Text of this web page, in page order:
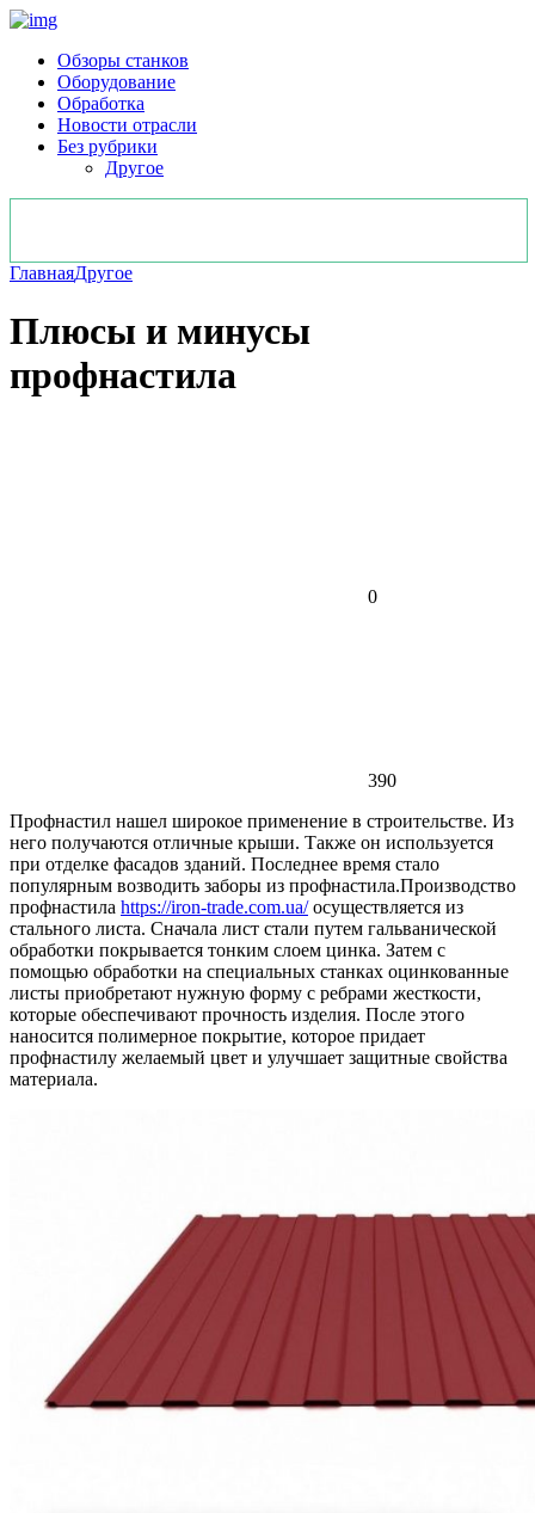
Обзоры станков
Оборудование
Обработка
Новости отрасли
Без рубрики
Другое
ГлавнаяДругое
Плюсы и минусы
профнастила
0
390
Профнастил нашел широкое применение в строительстве. Из
него получаются отличные крыши. Также он используется
при отделке фасадов зданий. Последнее время стало
популярным возводить заборы из профнастила.Производство
профнастила https://iron-trade.com.ua/осуществляется из
стального листа. Сначала лист стали путем гальванической
обработки покрывается тонким слоем цинка. Затем с
помощью обработки на специальных станках оцинкованные
листы приобретают нужную форму с ребрами жесткости,
которые обеспечивают прочность изделия. После этого
наносится полимерное покрытие, которое придает
профнастилу желаемый цвет и улучшает защитные свойства
материала.